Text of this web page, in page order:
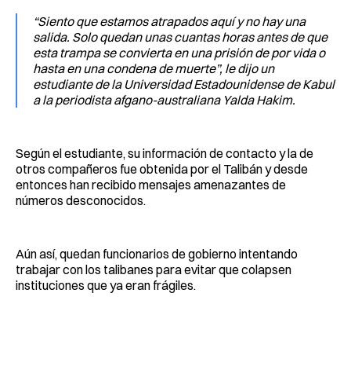
“Siento que estamos atrapados aquí y no hay una
salida. Solo quedan unas cuantas horas antes de que
esta trampa se convierta en una prisión de por vida o
hasta en una condena de muerte”, le dijo un
estudiante de la Universidad Estadounidense de Kabul
a la periodista afgano-australiana Yalda Hakim.
Según el estudiante, su información de contacto y la de
otros compañeros fue obtenida por el Talibán y desde
entonces han recibido mensajes amenazantes de
números desconocidos.
Aún así, quedan funcionarios de gobierno intentando
trabajar con los talibanes para evitar que colapsen
instituciones que ya eran frágiles.